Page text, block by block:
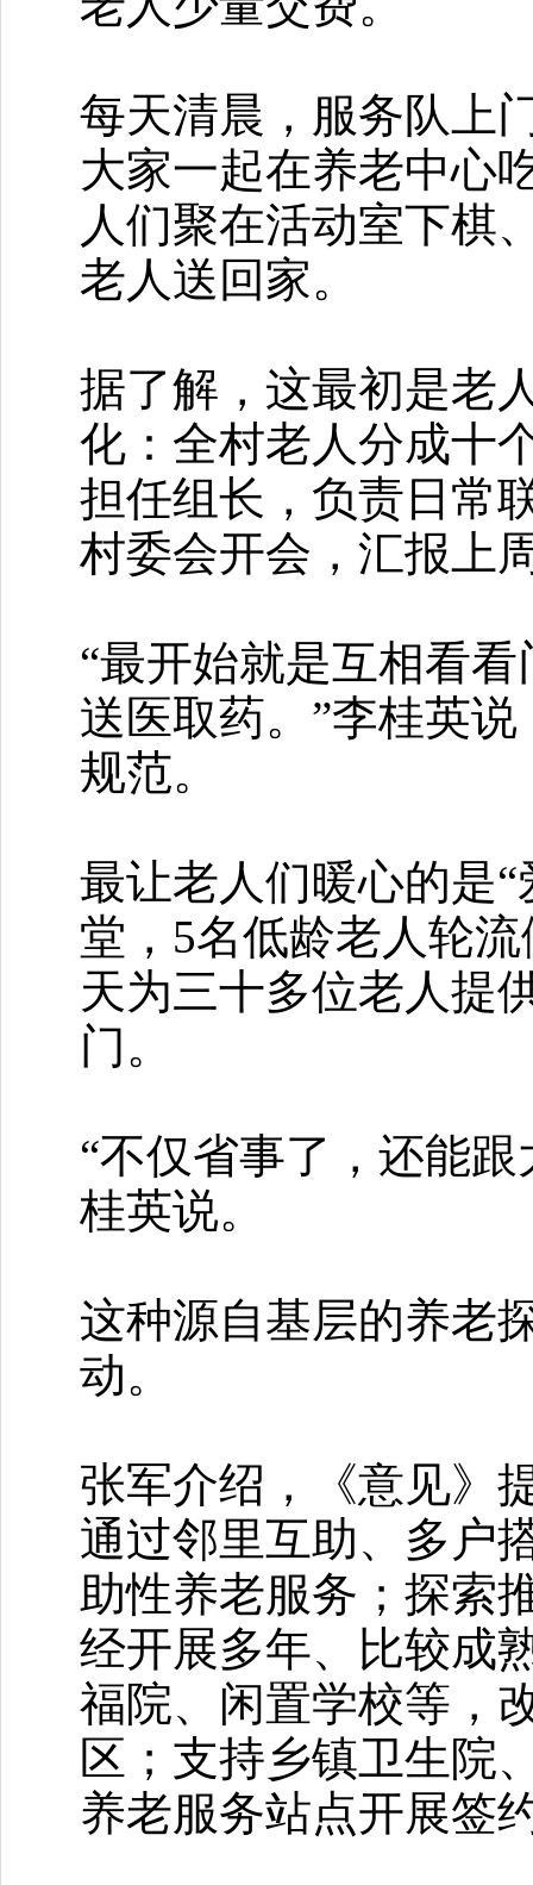
每天清晨，服务队上
大家一起在养老中心
人们聚在活动室下棋
老人送回家。
据了解，这最初是老
化：全村老人分成十
担任组长，负责日常
村委会开会，汇报上
“最开始就是互相看
送医取药。”李桂英
规范。
最让老人们暖心的是
堂，5名低龄老人轮
天为三十多位老人提
门。
“不仅省事了，还能
桂英说。
这种源自基层的养老
动。
张军介绍，《意见》
通过邻里互助、多户
助性养老服务；探索
经开展多年、比较成
福院、闲置学校等，
区；支持乡镇卫生院
养老服务站点开展签